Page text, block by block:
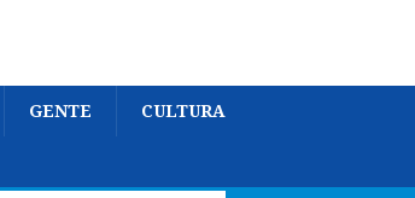
GENTE CULTURA